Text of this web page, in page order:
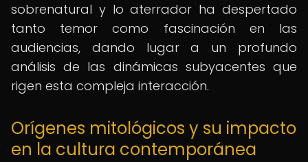
sobrenatural y lo aterrador ha despertado
tanto temor como fascinación en las
audiencias, dando lugar a un profundo
análisis de las dinámicas subyacentes que
rigen esta compleja interacción.
Orígenes mitológicos y su impacto
en la cultura contemporánea